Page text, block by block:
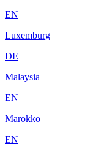
EN
Luxemburg
DE
Malaysia
EN
Marokko
EN